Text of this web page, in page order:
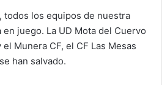
todos los equipos de nuestra
juego. La UD Mota del Cuervo
Munera CF, el CF Las Mesas
han salvado.